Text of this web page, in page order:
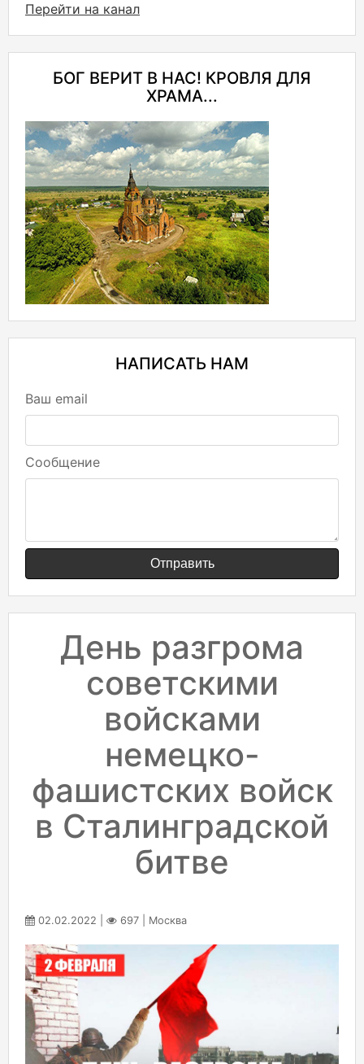
Перейти на канал
БОГ ВЕРИТ В НАС! КРОВЛЯ ДЛЯ
ХРАМА...
НАПИСАТЬ НАМ
Ваш email
Сообщение
Отправить
День разгрома
советскими
войсками
немецко-
фашистских войск
в Сталинградской
битве
02.02.2022 | 697 | Москва